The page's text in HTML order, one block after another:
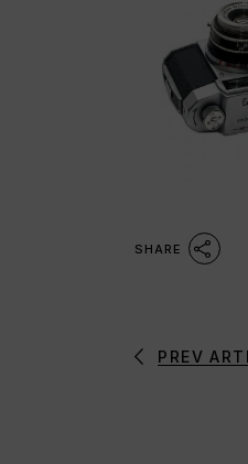
SHARE
PREV